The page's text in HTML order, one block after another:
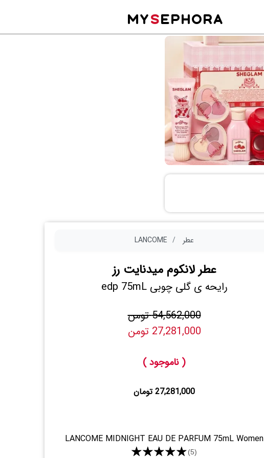
MYSEPHORA
عطر LANCOME
عطر لانکوم میدنایت رز
رایحه ی گلی چوبی edp 75mL
54,562,000 تومن
27,281,000 تومن
( ناموجود )
27,281,000 تومان
LANCOME MIDNIGHT EAU DE PARFUM 75mL Women
★★★★★(5)